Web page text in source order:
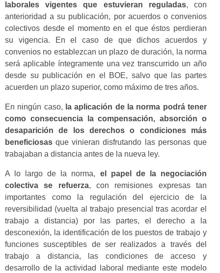
laborales vigentes que estuvieran reguladas, con
anterioridad a su publicación, por acuerdos o convenios
colectivos desde el momento en el que éstos perdieran
su vigencia. En el caso de que dichos acuerdos y
convenios no establezcan un plazo de duración, la norma
será aplicable íntegramente una vez transcurrido un año
desde su publicación en el BOE, salvo que las partes
acuerden un plazo superior, como máximo de tres años.
En ningún caso, la aplicación de la norma podrá tener
como consecuencia la compensación, absorción o
desaparición de los derechos o condiciones más
beneficiosas que vinieran disfrutando las personas que
trabajaban a distancia antes de la nueva ley.
A lo largo de la norma, el papel de la negociación
colectiva se refuerza, con remisiones expresas tan
importantes como la regulación del ejercicio de la
reversibilidad (vuelta al trabajo presencial tras acordar el
trabajo a distancia) por las partes, el derecho a la
desconexión, la identificación de los puestos de trabajo y
funciones susceptibles de ser realizados a través del
trabajo a distancia, las condiciones de acceso y
desarrollo de la actividad laboral mediante este modelo